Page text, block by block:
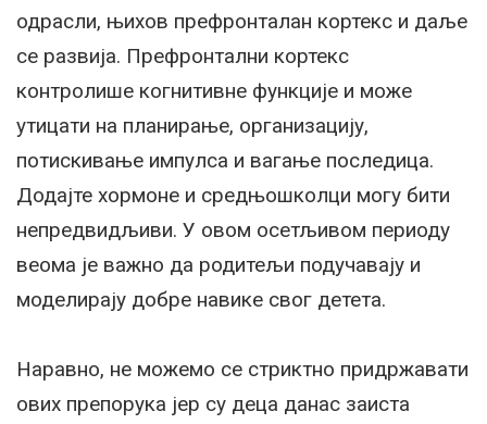
одрасли, њихов префронталан кортекс и даље
се развија. Префронтални кортекс
контролише когнитивне функције и може
утицати на планирање, организацију,
потискивање импулса и вагање последица.
Додајте хормоне и средњошколци могу бити
непредвидљиви. У овом осетљивом периоду
веома је важно да родитељи подучавају и
моделирају добре навике свог детета.
Наравно, не можемо се стриктно придржавати
ових препорука јер су деца данас заиста